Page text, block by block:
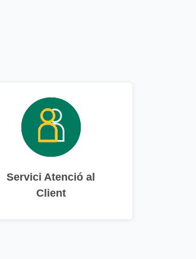
Servici Atenció al
Client